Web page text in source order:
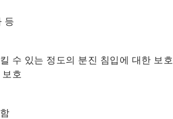
등
수 있는 정도의 분진 침입에 대한 보호
호